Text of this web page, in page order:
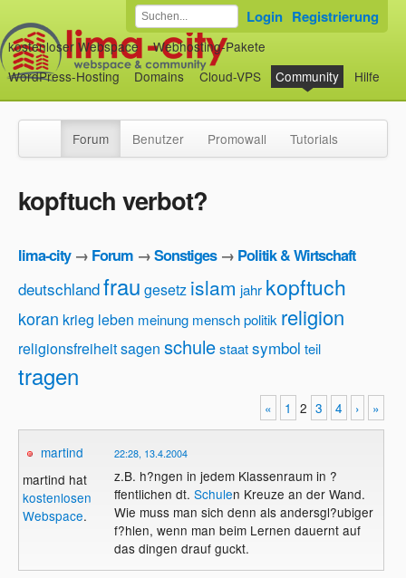
kostenloser Webspace
Webhosting-Pakete
WordPress-Hosting
Domains Cloud-VPS Community Hilfe
Login Registrierung
Forum Benutzer Promowall Tutorials
kopftuch verbot?
lima-city→ Forum →Sonstiges→ Politik & Wirtschaft
deutschlandfrau gesetz islam jahr kopftuch
koran krieg leben meinung menschpolitik religion
religionsfreiheitsagen schulestaatsymbol teil
tragen
« 1 2 3 4 › »
martind
martind hat
kostenlosen
Webspace.
22:28, 13.4.2004
z.B. h?ngen in jedem Klassenraum in ?
ffentlichen dt. Schulen Kreuze an der Wand.
Wie muss man sich denn als andersgl?ubiger
f?hlen, wenn man beim Lernen dauernt auf
das dingen drauf guckt.